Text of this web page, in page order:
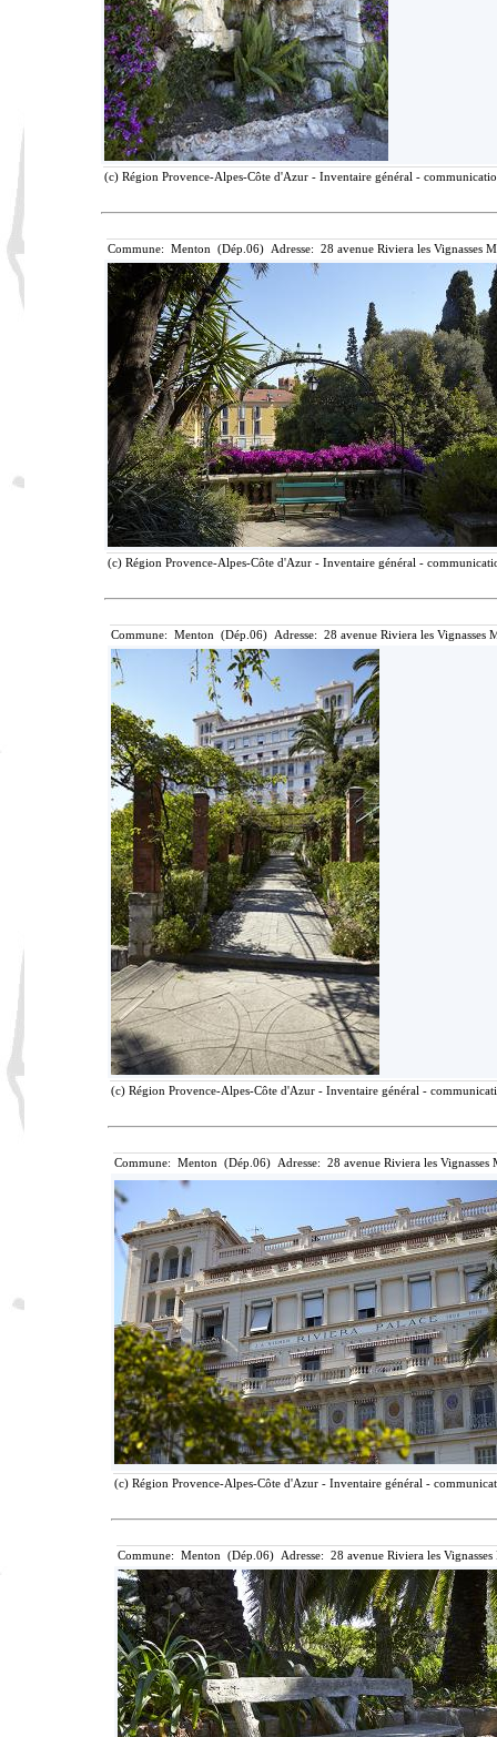
(c) Région Provence-Alpes-Côte d'Azur - Inventaire général -
Commune: Menton (Dép.06) Adresse: 28 avenue Riviera les Vignasses
(c) Région Provence-Alpes-Côte d'Azur - Inventaire général -
Commune: Menton (Dép.06) Adresse: 28 avenue Riviera les
(c) Région Provence-Alpes-Côte d'Azur - Inventaire général -
Commune: Menton (Dép.06) Adresse: 28 avenue Riviera les
(c) Région Provence-Alpes-Côte d'Azur - Inventaire général -
Commune: Menton (Dép.06) Adresse: 28 avenue Riviera les